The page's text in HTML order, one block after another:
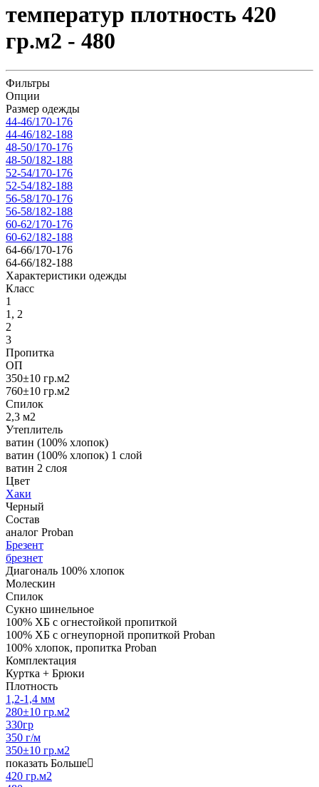
температур плотность 420
гр.м2 - 480
Фильтры
Опции
Размер одежды
44-46/170-176
44-46/182-188
48-50/170-176
48-50/182-188
52-54/170-176
52-54/182-188
56-58/170-176
56-58/182-188
60-62/170-176
60-62/182-188
64-66/170-176
64-66/182-188
Характеристики одежды
Класс
1
1, 2
2
3
Пропитка
ОП
350±10 гр.м2
760±10 гр.м2
Спилoк
2,3 м2
Утеплитель
ватин (100% хлопок)
ватин (100% хлопок) 1 слой
ватин 2 слоя
Цвет
Хаки
Черный
Состав
аналог Proban
Брезент
брезнет
Диагональ 100% хлопок
Молескин
Спилок
Сукно шинельное
100% ХБ с огнестойкой пропиткой
100% ХБ с огнеупорной пропиткой Proban
100% хлопок, пропитка Proban
Комплектация
Куртка + Брюки
Плотность
1,2-1,4 мм
280±10 гр.м2
330гр
350 г/м
350±10 гр.м2
показать Больше
420 гр.м2